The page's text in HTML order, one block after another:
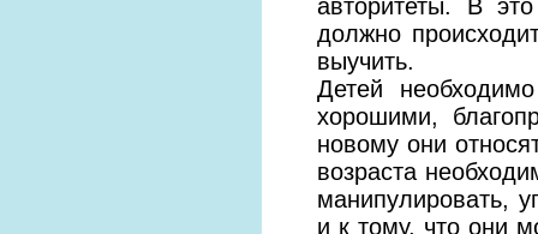
авторитеты. В
должно
выучить.
Детей
хорошими,
новому они
возраста
манипулировать,
и к тому, что они